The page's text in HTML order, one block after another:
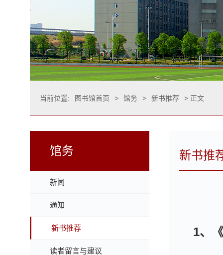
当前位置: 图书馆首页 > 馆务 > 新书推荐 > 正文
馆务
新闻
通知
新书推荐
读者留言与建议
新书推
1、 《